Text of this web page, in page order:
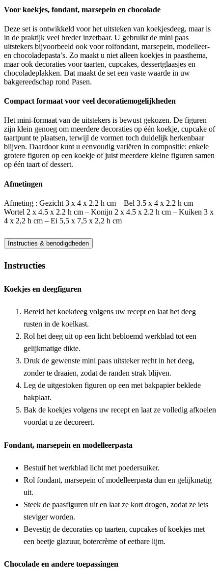
Voor koekjes, fondant, marsepein en chocolade
Deze set is ontwikkeld voor het uitsteken van koekjesdeeg, maar is
in de praktijk veel breder inzetbaar. U gebruikt de mini paas
uitstekers bijvoorbeeld ook voor rolfondant, marsepein, modelleer-
en chocoladepasta’s. Zo maakt u niet alleen koekjes in paasthema,
maar ook decoraties voor taarten, cupcakes, dessertglaasjes en
chocoladeplakken. Dat maakt de set een vaste waarde in uw
bakgereedschap rond Pasen.
Compact formaat voor veel decoratiemogelijkheden
Het mini-formaat van de uitstekers is bewust gekozen. De figuren
zijn klein genoeg om meerdere decoraties op één koekje, cupcake of
taartpunt te plaatsen, terwijl de vormen toch duidelijk herkenbaar
blijven. Daardoor kunt u eenvoudig variëren in compositie: enkele
grotere figuren op een koekje of juist meerdere kleine figuren samen
op één taart of dessert.
Afmetingen
Afmeting : Gezicht 3 x 4 x 2.2 h cm – Bel 3.5 x 4 x 2.2 h cm –
Wortel 2 x 4.5 x 2.2 h cm – Konijn 2 x 4.5 x 2.2 h cm – Kuiken 3 x
4 x 2,2 h cm – Ei 5,5 x 7,5 x 2,2 h cm
Instructies & benodigdheden
Instructies
Koekjes en deegfiguren
Bereid het koekdeeg volgens uw recept en laat het deeg
rusten in de koelkast.
Rol het deeg uit op een licht bebloemd werkblad tot een
gelijkmatige dikte.
Druk de gewenste mini paas uitsteker recht in het deeg,
zonder te draaien, zodat de randen strak blijven.
Leg de uitgestoken figuren op een met bakpapier beklede
bakplaat.
Bak de koekjes volgens uw recept en laat ze volledig afkoelen
voordat u ze decoreert.
Fondant, marsepein en modelleerpasta
Bestuif het werkblad licht met poedersuiker.
Rol fondant, marsepein of modelleerpasta dun en gelijkmatig
uit.
Steek de paasfiguren uit en laat ze kort drogen, zodat ze iets
steviger worden.
Bevestig de decoraties op taarten, cupcakes of koekjes met
een beetje glazuur, botercrème of eetbare lijm.
Chocolade en andere toepassingen